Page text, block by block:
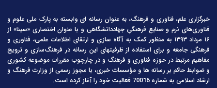
خبرگزاری علم، فناوری و فرهنگ، به عنوان رسانه ای وابسته به پارک ملی علوم و
فناوری‌های نرم و صنایع فرهنگیِ جهاددانشگاهی و با عنوان اختصاری «سینا» از
۱۶ مرداد ۱۳۹۳ به منظور کمک به آگاه سازی و ارتقای اطلاعات علمی، فناوری و
فرهنگی جامعه و برای استفاده از ظرفیتهای این رسانه در فرهنگ‌سازی و ترویج
مفاهیم مرتبط در حوزه فناوری و فرهنگ و در چارچوب مقررات موضوعه کشوری
و ضوابط حاکم بر رسانه ها و مؤسسات خبری، با مجوز رسمی از وزارت فرهنگ و
ارشاد اسلامی به شماره 70016 فعالیت خود را آغاز کرده است.